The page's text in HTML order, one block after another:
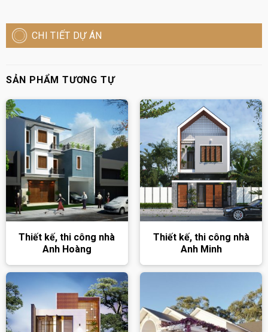
CHI TIẾT DỰ ÁN
SẢN PHẨM TƯƠNG TỰ
Thiết kế, thi công nhà
Anh Hoàng
Thiết kế, thi công nhà
Anh Minh